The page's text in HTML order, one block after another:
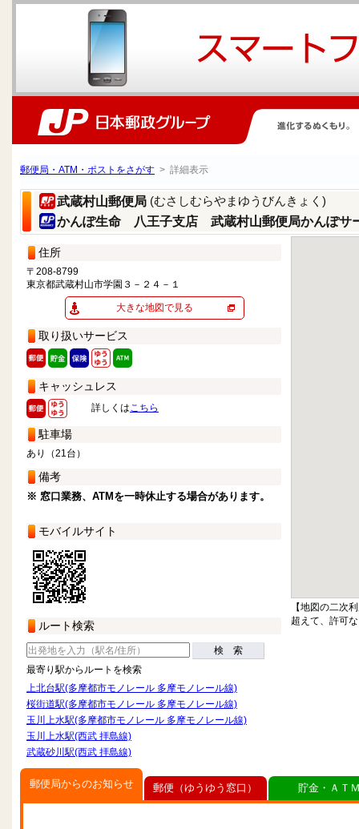
郵便局・ATM・ポストをさがす > 詳細表示
武蔵村山郵便局 (むさしむらやまゆうびんきょく)
かんぽ生命 八王子支店 武蔵村山郵便局かんぽサ
住所
〒208-8799
東京都武蔵村山市学園３－２４－１
大きな地図で見る
取り扱いサービス
キャッシュレス
詳しくはこちら
駐車場
あり（21台）
備考
※ 窓口業務、ATMを一時休止する場合があります。
モバイルサイト
ルート検索
検 索
最寄り駅からルートを検索
上北台駅(多摩都市モノレール 多摩モノレール線)
桜街道駅(多摩都市モノレール 多摩モノレール線)
玉川上水駅(多摩都市モノレール 多摩モノレール線)
玉川上水駅(西武 拝島線)
武蔵砂川駅(西武 拝島線)
【地図の二次
超えて、許可
郵便局からのお知らせ 郵便（ゆうゆう窓口） 貯金・ＡＴ